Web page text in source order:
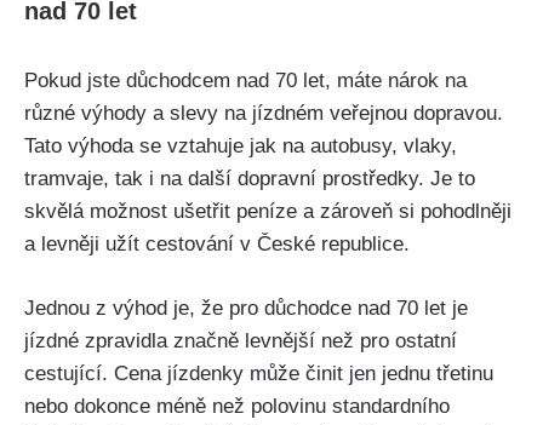
nad 70 let
Pokud jste důchodcem nad 70 let,​ máte nárok⁤ na
různé výhody a slevy​ na jízdném veřejnou ⁤dopravou.
Tato výhoda se vztahuje jak na autobusy, vlaky,
tramvaje, tak i na další dopravní prostředky. Je to‌
skvělá možnost ušetřit peníze a ⁣zároveň‍ si pohodlněji
a levněji užít cestování v České republice.
Jednou z výhod je, že pro důchodce nad​ 70 let ⁢je
jízdné zpravidla značně levnější než pro ostatní⁣
cestující. Cena jízdenky může činit jen jednu třetinu
nebo dokonce ⁤méně než polovinu standardního